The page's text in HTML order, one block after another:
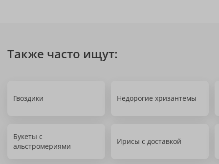
Также часто ищут:
Гвоздики Недорогие хризантемы
Букеты с
альстромериями
Ирисы с доставкой